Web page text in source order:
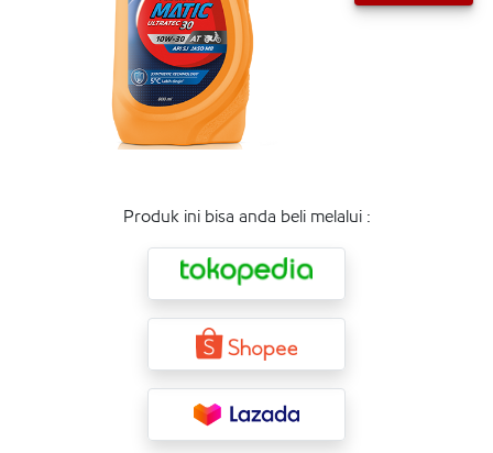
Produk ini bisa anda beli melalui :